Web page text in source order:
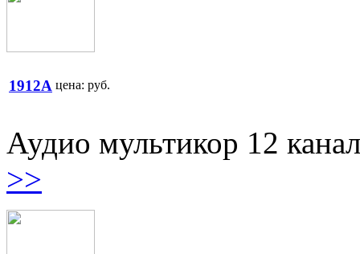
1912A цена: руб.
Аудио мультикор 12
>>